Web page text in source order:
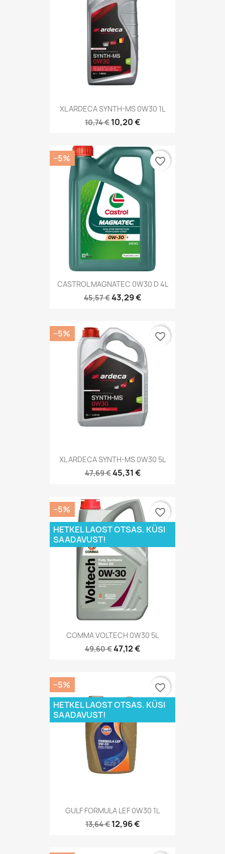
XL ARDECA SYNTH-MS 0W30 1L
10,74 € 10,20 €
CASTROL MAGNATEC 0W30 D 4L
45,57 €43,29 €
−5% favorite_border
XL ARDECA SYNTH-MS 0W30 5L
47,69 €45,31 €
−5% favorite_border
COMMA VOLTECH 0W30 5L
49,60 €47,12 €
−5%
HETKEL LAOST OTSAS. KÜSI
SAADAVUST!
favorite_border
GULF FORMULA LEF 0W30 1L
13,64 € 12,96 €
−5%
HETKEL LAOST OTSAS. KÜSI
SAADAVUST!
favorite_border